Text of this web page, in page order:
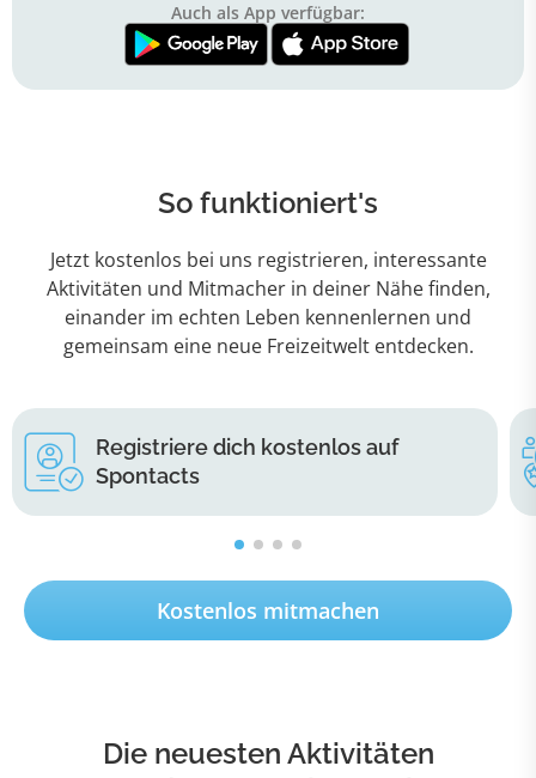
Auch als App verfügbar:
So funktioniert's
Jetzt kostenlos bei uns registrieren, interessante
Aktivitäten und Mitmacher in deiner Nähe finden,
einander im echten Leben kennenlernen und
gemeinsam eine neue Freizeitwelt entdecken.
Registriere dich kostenlos auf
Spontacts
Kostenlos mitmachen
Die neuesten Aktivitäten